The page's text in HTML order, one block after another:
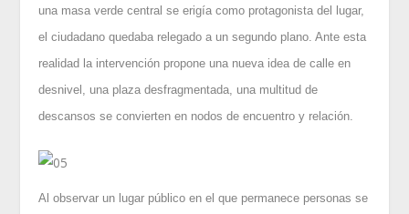
una masa verde central se erigía como protagonista del lugar,
el ciudadano quedaba relegado a un segundo plano. Ante esta
realidad la intervención propone una nueva idea de calle en
desnivel, una plaza desfragmentada, una multitud de
descansos se convierten en nodos de encuentro y relación.
Al observar un lugar público en el que permanece personas se